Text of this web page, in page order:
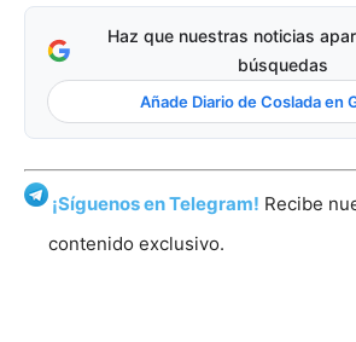
Haz que nuestras noticias
búsquedas
Añade Diario de Coslada en
¡Síguenos en Telegram! Recibe
contenido exclusivo.